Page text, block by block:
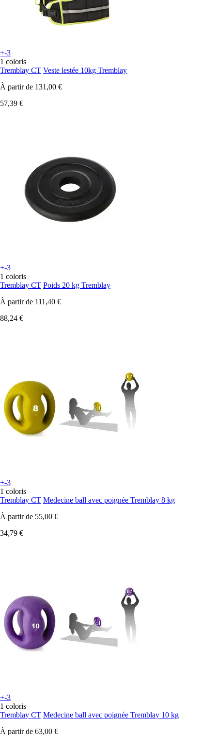
+-3
1 coloris
Tremblay CT Veste lestée 10kg Tremblay
À partir de 131,00 €
57,39 €
+-3
1 coloris
Tremblay CT Poids 20 kg Tremblay
À partir de 111,40 €
88,24 €
+-3
1 coloris
Tremblay CT Medecine ball avec poignée Tremblay 8 kg
À partir de 55,00 €
34,79 €
+-3
1 coloris
Tremblay CT Medecine ball avec poignée Tremblay 10 kg
À partir de 63,00 €